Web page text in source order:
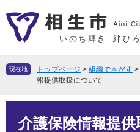
ー
先
ニ
を
いのち輝き 絆ひ
現在地 トップページ > 組織でさがす >
報提供取扱について
介護保険情報提